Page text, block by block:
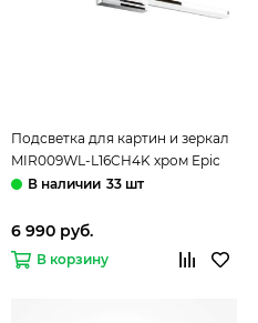
Подсветка для картин и зеркал
MIR009WL-L16CH4K хром Epic
Maytoni
33 шт
6 990 руб.
В корзину